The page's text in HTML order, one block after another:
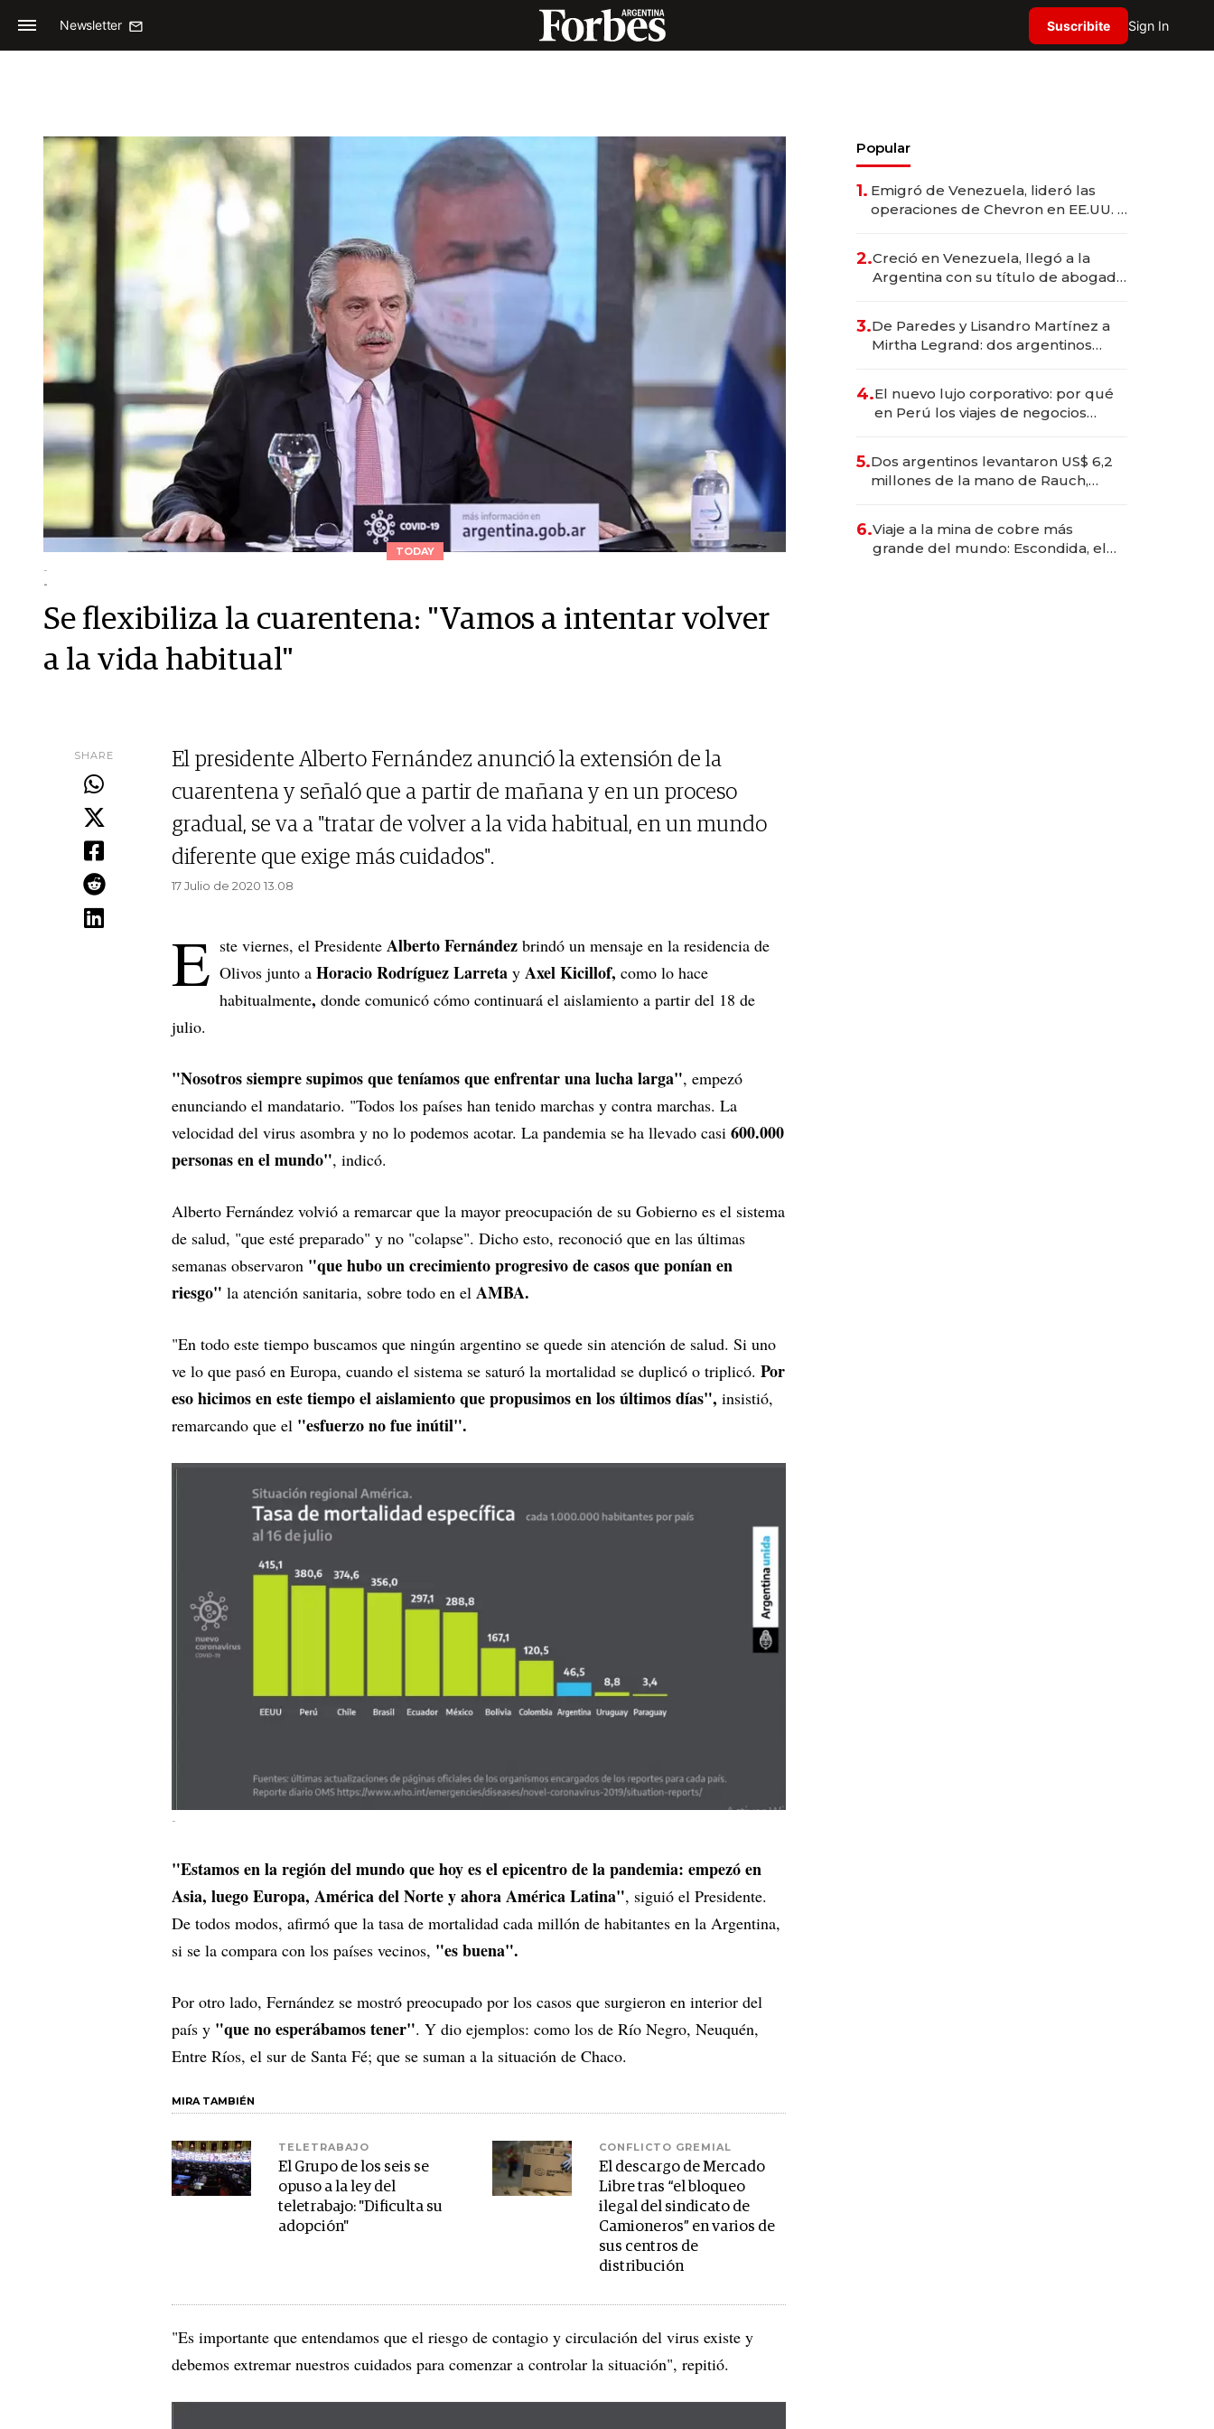
Newsletter Suscribite Sign In
TODAY
-
-
Se flexibiliza la cuarentena: "Vamos a intentar volver
a la vida habitual"
SHARE
El presidente Alberto Fernández anunció la extensión de la
cuarentena y señaló que a partir de mañana y en un proceso
gradual, se va a "tratar de volver a la vida habitual, en un mundo
diferente que exige más cuidados".
17 Julio de 2020 13.08
E ste viernes, el Presidente Alberto Fernández brindó un mensaje en la residencia de
Olivos junto a Horacio Rodríguez Larreta y Axel Kicillof, como lo hace
habitualmente, donde comunicó cómo continuará el aislamiento a partir del 18 de
julio.
"Nosotros siempre supimos que teníamos que enfrentar una lucha larga", empezó
enunciando el mandatario. "Todos los países han tenido marchas y contra marchas. La
velocidad del virus asombra y no lo podemos acotar. La pandemia se ha llevado casi 600.000
personas en el mundo", indicó.
Alberto Fernández volvió a remarcar que la mayor preocupación de su Gobierno es el sistema
de salud, "que esté preparado" y no "colapse". Dicho esto, reconoció que en las últimas
semanas observaron "que hubo un crecimiento progresivo de casos que ponían en
riesgo" la atención sanitaria, sobre todo en el AMBA.
"En todo este tiempo buscamos que ningún argentino se quede sin atención de salud. Si uno
ve lo que pasó en Europa, cuando el sistema se saturó la mortalidad se duplicó o triplicó. Por
eso hicimos en este tiempo el aislamiento que propusimos en los últimos días", insistió,
remarcando que el "esfuerzo no fue inútil".
-
"Estamos en la región del mundo que hoy es el epicentro de la pandemia: empezó en
Asia, luego Europa, América del Norte y ahora América Latina", siguió el Presidente.
De todos modos, afirmó que la tasa de mortalidad cada millón de habitantes en la Argentina,
si se la compara con los países vecinos, "es buena".
Por otro lado, Fernández se mostró preocupado por los casos que surgieron en interior del
país y "que no esperábamos tener". Y dio ejemplos: como los de Río Negro, Neuquén,
Entre Ríos, el sur de Santa Fé; que se suman a la situación de Chaco.
MIRA TAMBIÉN
TELETRABAJO
El Grupo de los seis se
opuso a la ley del
teletrabajo: "Dificulta su
adopción"
CONFLICTO GREMIAL
El descargo de Mercado
Libre tras “el bloqueo
ilegal del sindicato de
Camioneros” en varios de
sus centros de
distribución
"Es importante que entendamos que el riesgo de contagio y circulación del virus existe y
debemos extremar nuestros cuidados para comenzar a controlar la situación", repitió.
Popular
1. Emigró de Venezuela, lideró las
operaciones de Chevron en EE.UU. y
2.Creció en Venezuela, llegó a la
Argentina con su título de abogado
marcas "fast premium"
3.De Paredes y Lisandro Martínez a
Mirtha Legrand: dos argentinos
4.El nuevo lujo corporativo: por qué
en Perú los viajes de negocios
transformadoras
5.Dos argentinos levantaron US$ 6,2
millones de la mano de Rauch,
6.Viaje a la mina de cobre más
grande del mundo: Escondida, el